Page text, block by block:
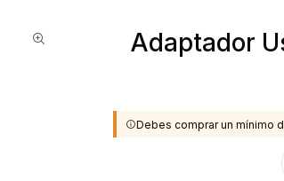
Adaptador
Debes comprar un mínimo